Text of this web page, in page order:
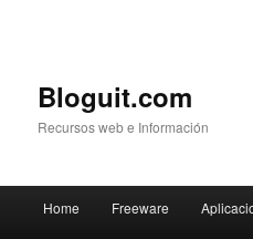
Bloguit.com
Recursos web e Información
Skip
Home Freeware